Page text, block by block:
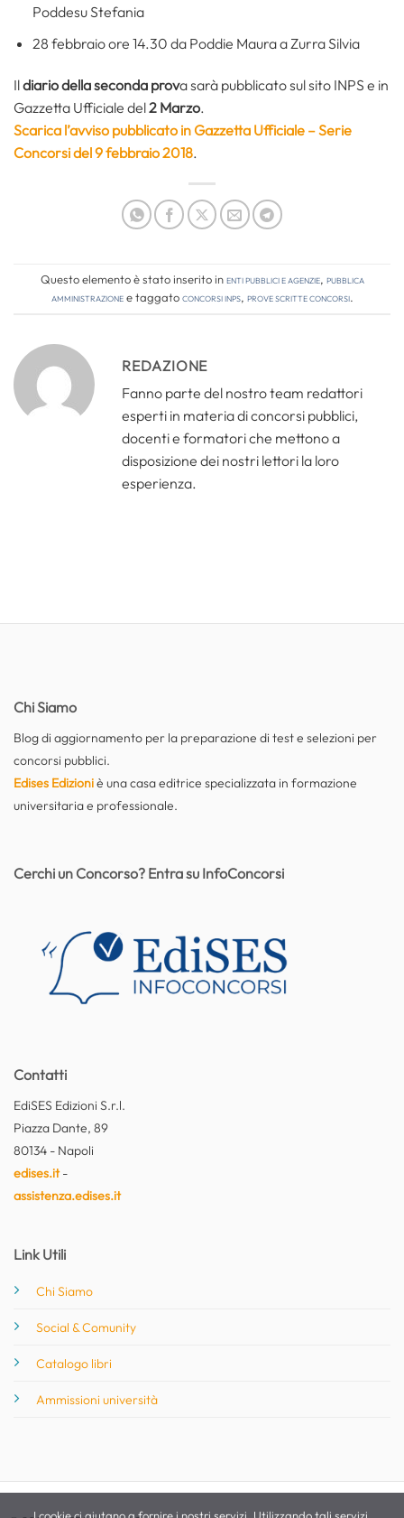
Poddesu Stefania
28 febbraio ore 14.30 da Poddie Maura a Zurra Silvia
Ildiario della seconda prova sarà pubblicato sul sito INPS e in
Gazzetta Ufficiale del2 Marzo.
Scarica l’avviso pubblicato in Gazzetta Ufficiale – Serie
Concorsi del 9 febbraio 2018.
Questo elemento è stato inserito inEnti pubblici e agenzie, Pubblica
amministrazionee taggatoconcorsi inps, prove scritte concorsi.
REDAZIONE
Fanno parte del nostro team redattori
esperti in materia di concorsi pubblici,
docenti e formatori che mettono a
disposizione dei nostri lettori la loro
esperienza.
Chi Siamo
Blog di aggiornamento per la preparazione di test e selezioni per
concorsi pubblici.
Edises Edizioniè una casa editrice specializzata in formazione
universitaria e professionale.
Contatti
EdiSES Edizioni S.r.l.
Piazza Dante, 89
80134 - Napoli
edises.it-
assistenza.edises.it
Link Utili
Chi Siamo
Social & Comunity
Catalogo libri
Ammissioni università
Cerchi un Concorso? Entra su InfoConcorsi
I cookie ci aiutano a fornire i nostri servizi. Utilizzando tali servizi,